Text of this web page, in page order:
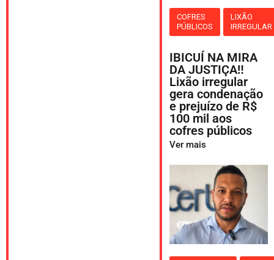
COFRES
PÚBLICOS
LIXÃO
IRREGULAR
IBICUÍ NA MIRA
DA JUSTIÇA‼️
Lixão irregular
gera condenação
e prejuízo de R$
100 mil aos
cofres públicos
Ver mais